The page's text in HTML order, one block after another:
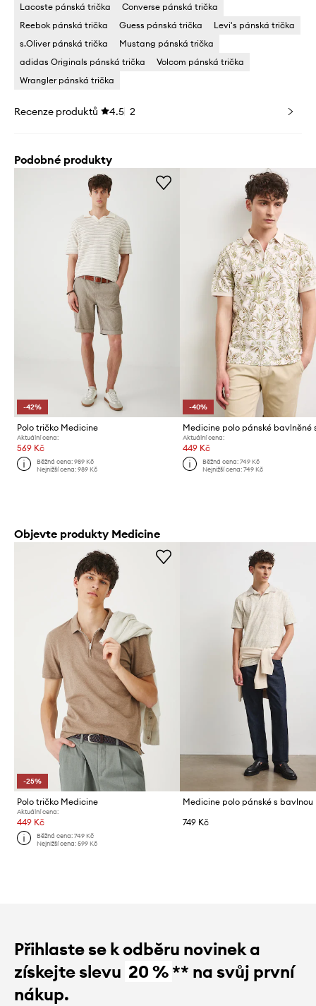
Lacoste pánská trička
Converse pánská trička
Reebok pánská trička
Guess pánská trička
Levi's pánská trička
s.Oliver pánská trička
Mustang pánská trička
adidas Originals pánská trička
Volcom pánská trička
Wrangler pánská trička
Recenze produktů 4.5 2
Podobné produkty
-42%
Polo tričko Medicine
Aktuální cena:
569 Kč
Běžná cena:989 Kč
Nejnižší cena:989 Kč
-40%
Aktuální cena:
449 Kč
Běžná cena: 749 Kč
Nejnižší cena: 749 Kč
Objevte produkty Medicine
-25%
Polo tričko Medicine
Aktuální cena:
449 Kč
Běžná cena:749 Kč
Nejnižší cena:599 Kč
Medicine polo pánské s bavlnou
749 Kč
Přihlaste se k odběru novinek a
získejte slevu 20 %** na svůj první
nákup.